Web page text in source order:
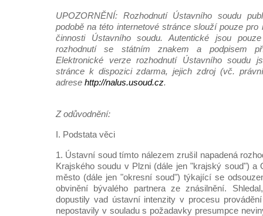
UPOZORNĚNÍ: Rozhodnutí Ústavního soudu
podobě na této internetové stránce slouží pouze
činnosti Ústavního soudu. Autentické jsou
rozhodnutí se státním znakem a podpisem
Elektronické verze rozhodnutí Ústavního soudu
stránce k dispozici zdarma, jejich zdroj (vč.
adrese http://nalus.usoud.cz.
Z odůvodnění:
I. Podstata věci
1. Ústavní soud tímto nálezem zrušil napadená
Krajského soudu v Plzni (dále jen "krajský soud") a
město (dále jen "okresní soud") týkající se
obvinění bývalého partnera ze znásilnění.
dopustily vad ústavní intenzity v procesu
nepostavily v souladu s požadavky presumpce